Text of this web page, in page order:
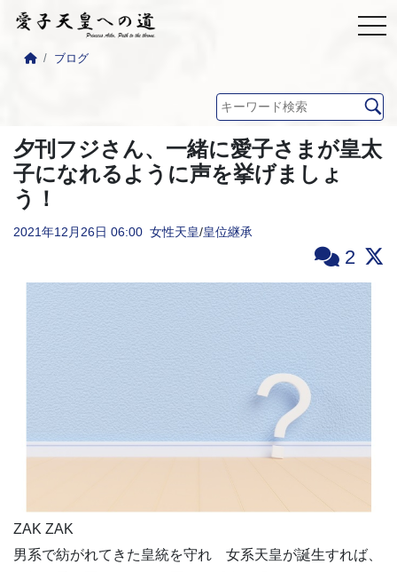
ブログ
夕刊フジさん、一緒に愛子さまが皇太
子になれるように声を挙げましょ
う！
2021年12月26日 06:00 女性天皇/皇位継承
2
ZAK ZAK
男系で紡がれてきた皇統を守れ 女系天皇が誕生すれば、